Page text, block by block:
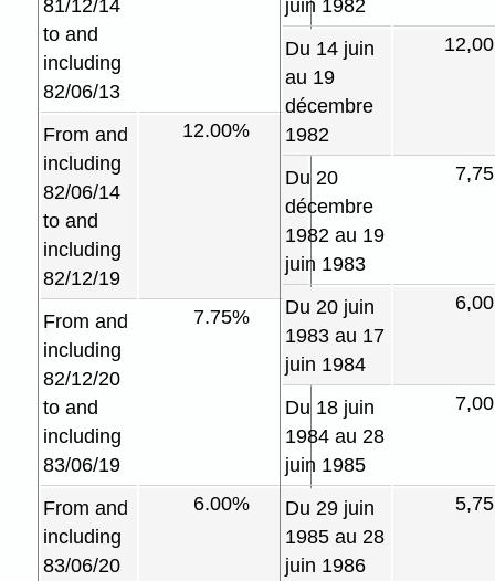
81/12/14
to and
including
82/06/13
From and
including
82/06/14
to and
including
82/12/19
12.00%
From and
including
82/12/20
to and
including
83/06/19
7.75%
From and
including
83/06/20
6.00%
juin 1982
Du 14 juin
au 19
décembre
1982
Du 20
décembre
1982 au 19
juin 1983
Du 20 juin
1983 au 17
juin 1984
Du 18 juin
1984 au 28
juin 1985
Du 29 juin
1985 au 28
juin 1986